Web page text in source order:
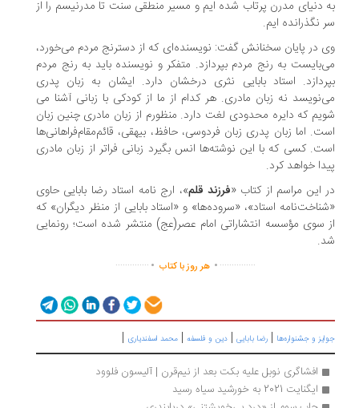
دنیای مدرن پرتاب شده ایم و مسیر منطقی سنت تا مدرنیسم را از
نگذرانده ایم.
در پایان سخنانش گفت: نویسنده‌ای که از دسترنج مردم می‌خورد،
به رنج مردم بپردازد. متفکر و نویسنده باید به رنج مردم
استاد بابایی نثری درخشان دارد. ایشان به زبان پدری
نه زبان مادری. هر کدام از ما از کودکی با زبانی آشنا می
که دایره محدودی لغت دارد. منظورم از زبان مادری چنین زبان
اما زبان پدری زبان فردوسی، حافظ، بیهقی، قائم‌مقام‌فراهانی‌ها
کسی که با این نوشته‌ها انس بگیرد زبانی فراتر از زبان مادری
خواهد کرد.
این مراسم از کتاب «فرزند قلم»، ارج نامه استاد رضا بابایی حاوی
استاد»، «سروده‌ها» و «استاد بابایی از منظر دیگران» که
سوی مؤسسه انتشاراتی امام عصر(عج) منتشر شده است؛ رونمایی
...............
. هر روز با کتاب .
..............
و جشنواره‌ها|رضا بابایی| دین و فلسفه| محمد اسفندیاری |
افشاگری نوبل علیه بکت بعد از نیم‌قرن | آلیسون فلوود
ایگنایت 2021 به خورشید سیاه رسید